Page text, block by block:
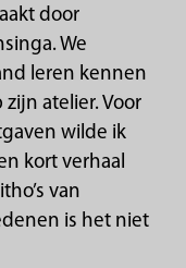
door
We
leren kennen
atelier. Voor
wilde ik
kort verhaal
van
is het niet